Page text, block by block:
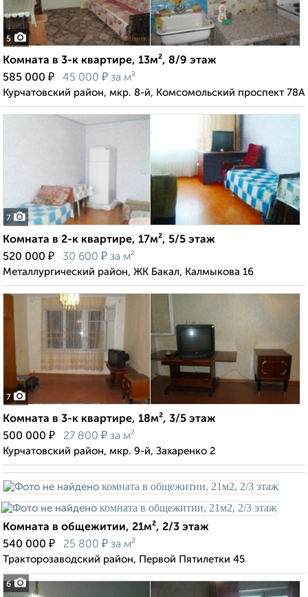
5
Комната в 3-к квартире, 13м², 8/9 этаж
585 000 ₽ 45 000 ₽ за м²
Курчатовский район, мкр. 8-й, Комсомольский проспект 78А
7
Комната в 2-к квартире, 17м², 5/5 этаж
520 000 ₽ 30 600 ₽ за м²
Металлургический район, ЖК Бакал, Калмыкова 16
7
Комната в 3-к квартире, 18м², 3/5 этаж
500 000 ₽ 27 800 ₽ за м²
Курчатовский район, мкр. 9-й, Захаренко 2
6
Комната в общежитии, 21м², 2/3 этаж
540 000 ₽ 25 800 ₽ за м²
Тракторозаводский район, Первой Пятилетки 45